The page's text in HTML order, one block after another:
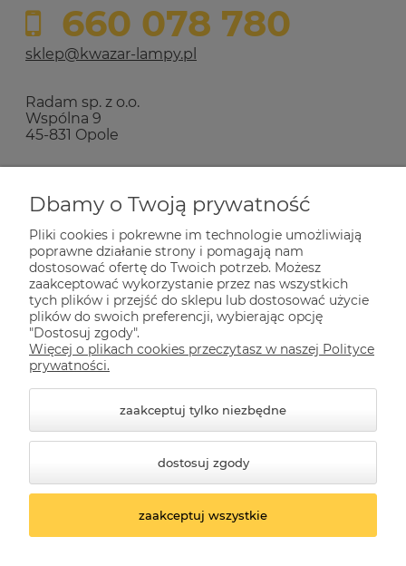
660 078 780
sklep@kwazar-lampy.pl
Radam sp. z o.o.
Wspólna 9
45-831 Opole
Zakupy
Pomoc
Dla Ciebie
Informacje
© 2026 kwazar-lampy.pl. Wszelkie prawa zastrzeżone.
Dbamy o Twoją prywatność
Pliki cookies i pokrewne im technologie umożliwiają
poprawne działanie strony i pomagają nam
dostosować ofertę do Twoich potrzeb. Możesz
zaakceptować wykorzystanie przez nas wszystkich
tych plików i przejść do sklepu lub dostosować użycie
plików do swoich preferencji, wybierając opcję
"Dostosuj zgody".
Więcej o plikach cookies przeczytasz w naszej Polityce
prywatności.
zaakceptuj tylko niezbędne
dostosuj zgody
zaakceptuj wszystkie